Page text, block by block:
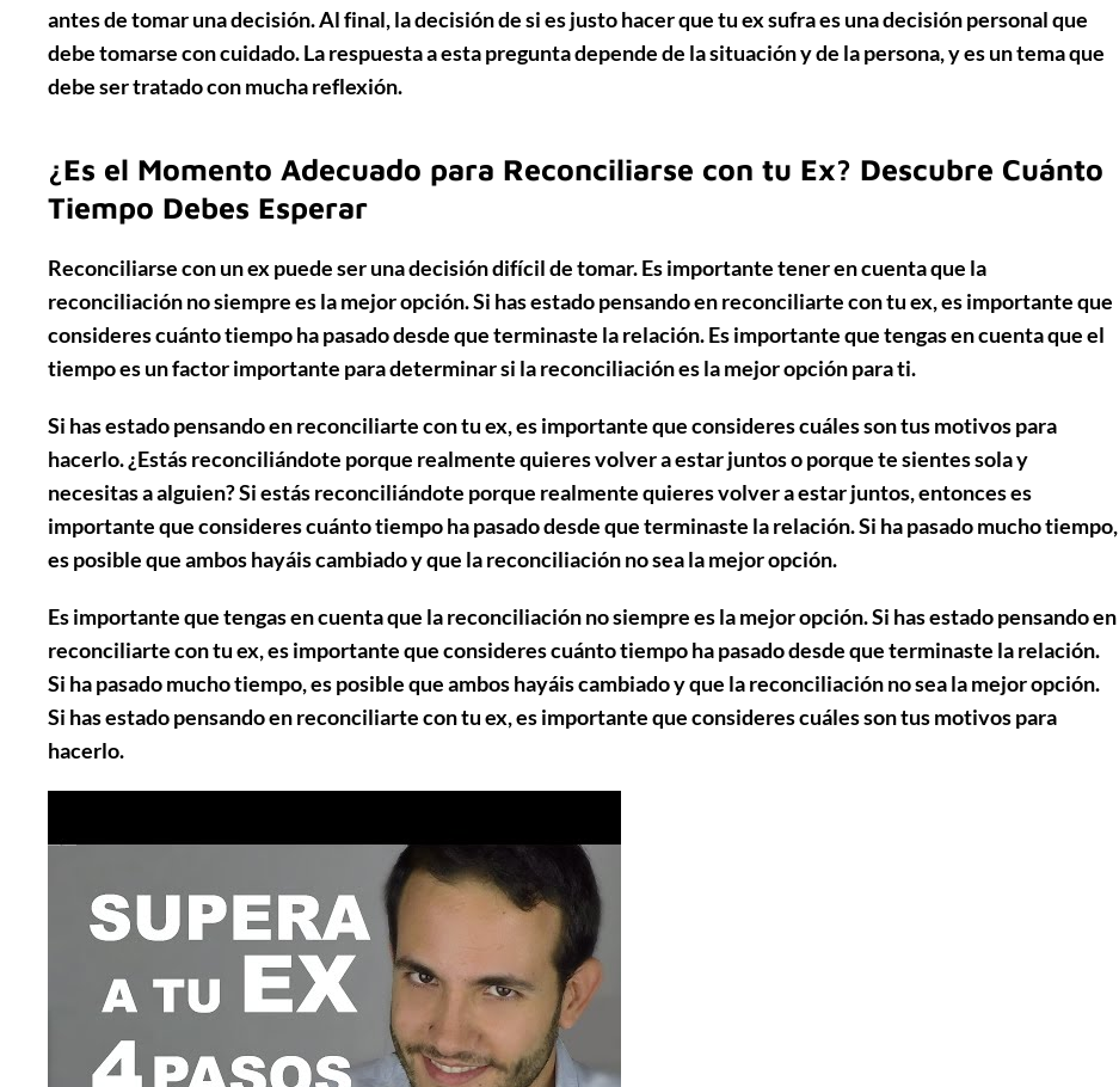
antes de tomar una decisión. Al final, la decisión de si es justo hacer que tu ex sufra es una decisión personal que
debe tomarse con cuidado. La respuesta a esta pregunta depende de la situación y de la persona, y es un tema que
debe ser tratado con mucha reflexión.
¿Es el Momento Adecuado para Reconciliarse con tu Ex? Descubre Cuánto
Tiempo Debes Esperar
Reconciliarse con un ex puede ser una decisión difícil de tomar.Es importante tener en cuentaque la
reconciliación no siempre es la mejor opción. Si has estado pensando en reconciliarte con tu ex, es importante que
consideres cuánto tiempo ha pasado desde que terminaste la relación.Es importante que tengas en cuentaque el
tiempo es un factor importante para determinar si la reconciliación es la mejor opción para ti.
Si has estado pensando en reconciliarte con tu ex, es importante que consideres cuáles son tus motivos para
hacerlo. ¿Estás reconciliándote porque realmente quieres volver a estar juntos o porque te sientes sola y
necesitas a alguien? Si estás reconciliándote porque realmente quieres volver a estar juntos, entonces es
importante que consideres cuánto tiempo ha pasado desde que terminaste la relación. Si ha pasado mucho tiempo,
es posible que ambos hayáis cambiado y que la reconciliación no sea la mejor opción.
Es importante que tengas en cuenta que la reconciliación no siempre es la mejor opción. Si has estado pensando en
reconciliarte con tu ex, es importante que consideres cuánto tiempo ha pasado desde que terminaste la relación.
Si ha pasado mucho tiempo, es posible que ambos hayáis cambiado y que la reconciliación no sea la mejor opción.
Si has estado pensando en reconciliarte con tu ex, es importante que consideres cuáles son tus motivos para
hacerlo.